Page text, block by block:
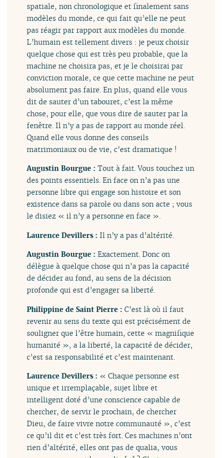
spatiale, non chronologique et finalement sans
modèles du monde, ce qui fait qu’elle ne peut
pas réagir par rapport aux modèles du monde.
L’humain est tellement divers : je peux choisir
quelque chose qui est très peu probable, que la
machine ne choisira pas, et je le choisirai par
conviction morale, ce que cette machine ne peut
absolument pas faire. En plus, quand elle vous
dit de sauter d’un tabouret, c’est la même
chose, pour elle, que vous dire de sauter par la
fenêtre. Il n’y a pas de rapport au monde réel.
Quand elle vous donne des conseils
matrimoniaux ou de vie, c’est dramatique !
Augustin Bourgue :Tout à fait. Vous touchez un
des points essentiels. En face on n’a pas une
personne libre qui engage son histoire et son
existence dans sa parole ou dans son acte ; vous
le disiez « il n’y a personne en face ».
Laurence Devillers :Il n’y a pas d’altérité.
Augustin Bourgue :Exactement. Donc on
délègue à quelque chose qui n’a pas la capacité
de décider au fond, au sens de la décision
profonde qui est d’engager sa liberté.
Philippine de Saint Pierre :C’est là où il faut
revenir au sens du texte qui est précisément de
souligner que l’être humain, cette « magnifique
humanité », a la liberté, la capacité de décider,
c’est sa responsabilité et c’est maintenant.
Laurence Devillers : « Chaque personne est
unique et irremplaçable, sujet libre et
intelligent doté d’une conscience capable de
chercher, de servir le prochain, de chercher
Dieu, de faire vivre notre communauté », c’est
ce qu’il dit et c’est très fort. Ces machines n’ont
rien d’altérité, elles ont pas de qualia, vous